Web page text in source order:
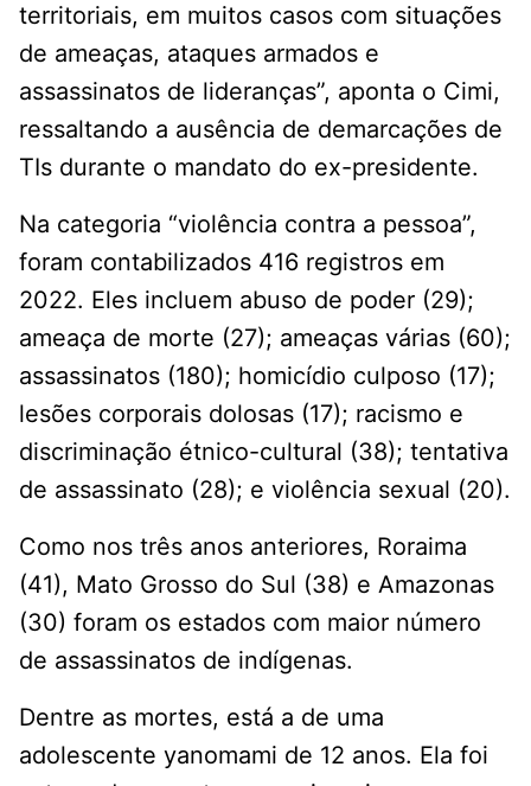
territoriais, em muitos casos com situações
de ameaças, ataques armados e
assassinatos de lideranças”, aponta o Cimi,
ressaltando a ausência de demarcações de
TIs durante o mandato do ex-presidente.
Na categoria “violência contra a pessoa”,
foram contabilizados 416 registros em
2022. Eles incluem abuso de poder (29);
ameaça de morte (27); ameaças várias (60);
assassinatos (180); homicídio culposo (17);
lesões corporais dolosas (17); racismo e
discriminação étnico-cultural (38); tentativa
de assassinato (28); e violência sexual (20).
Como nos três anos anteriores, Roraima
(41), Mato Grosso do Sul (38) e Amazonas
(30) foram os estados com maior número
de assassinatos de indígenas.
Dentre as mortes, está a de uma
adolescente yanomami de 12 anos. Ela foi